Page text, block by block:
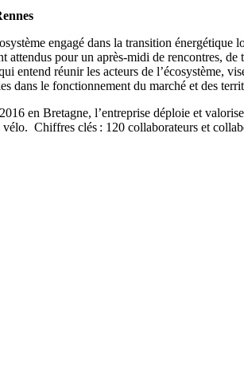
engagé dans la transition
pour un après-midi de rencontres, de
entend réunir les acteurs de l’écosystème,
dans le fonctionnement du marché et des
en Bretagne, l’entreprise déploie et
Chiffres clés : 120 collaborateurs et